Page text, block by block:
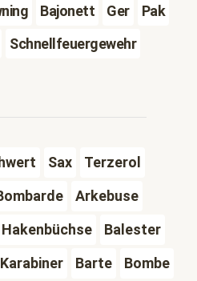
Bajonett Ger
Pak
Schnellfeuergewehr
Sax
Terzerol
Arkebuse
Hakenbüchse
Balester
Karabiner Barte
Bombe